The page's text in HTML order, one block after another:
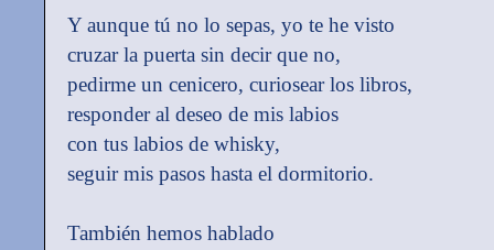
Y aunque tú no lo sepas, yo te he visto
cruzar la puerta sin decir que no,
pedirme un cenicero, curiosear los libros,
responder al deseo de mis labios
con tus labios de whisky,
seguir mis pasos hasta el dormitorio.
También hemos hablado